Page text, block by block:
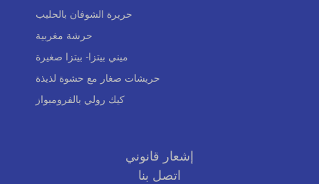
حريرة الشوفان بالحليب
حرشة مغربية
ميني بيتزا- بيتزا صغيرة
حريشات صغار مع حشوة لذيذة
كيك رولي بالفرومبواز
إشعار قانوني
اتصل بنا